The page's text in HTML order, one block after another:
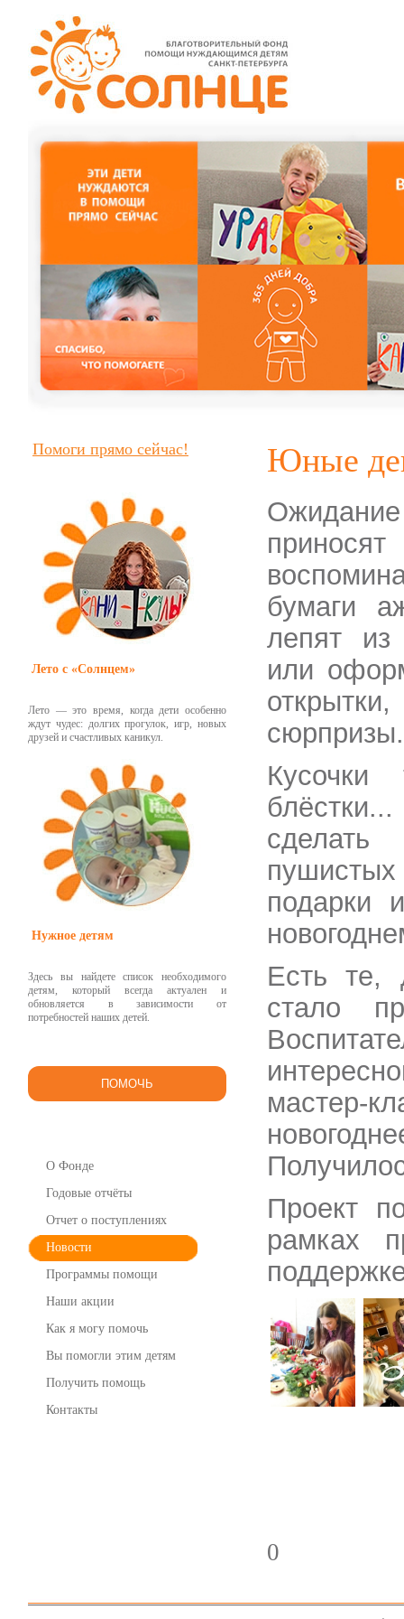
Помоги прямо сейчас!
Лето с «Солнцем»
Лето — это время, когда дети особенно
ждут чудес: долгих прогулок, игр, новых
друзей и счастливых каникул.
Нужное детям
Здесь вы найдете список необходимого
детям, который всегда актуален и
обновляется в зависимости от
потребностей наших детей.
ПОМОЧЬ
О Фонде
Годовые отчёты
Отчет о поступлениях
Новости
Программы помощи
Наши акции
Как я могу помочь
Вы помогли этим детям
Получить помощь
Контакты
Юные
бумаги
лепят из
или
сюрпризы.
сделать
пушистых
подарки
Есть те,
стало
мастер-
Проект
рамках
0